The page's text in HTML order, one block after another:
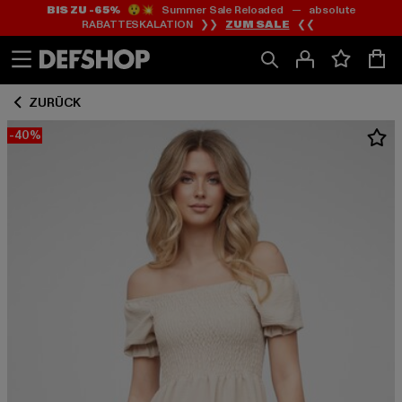
Zum
Inhalt
springen
Zum
Fußzeile
springen
BIS ZU -65%😲💥 Summer Sale Reloaded — absolute
RABATTESKALATION ❯❯ ZUM SALE ❮❮
ZURÜCK
-40%